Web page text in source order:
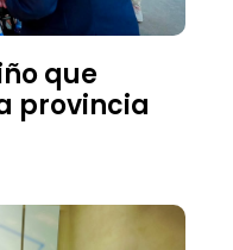
que
provincia